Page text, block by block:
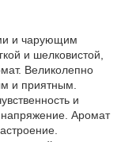
и чарующим
и шелковистой,
Великолепно
и приятным.
и
напряжение. Аромат